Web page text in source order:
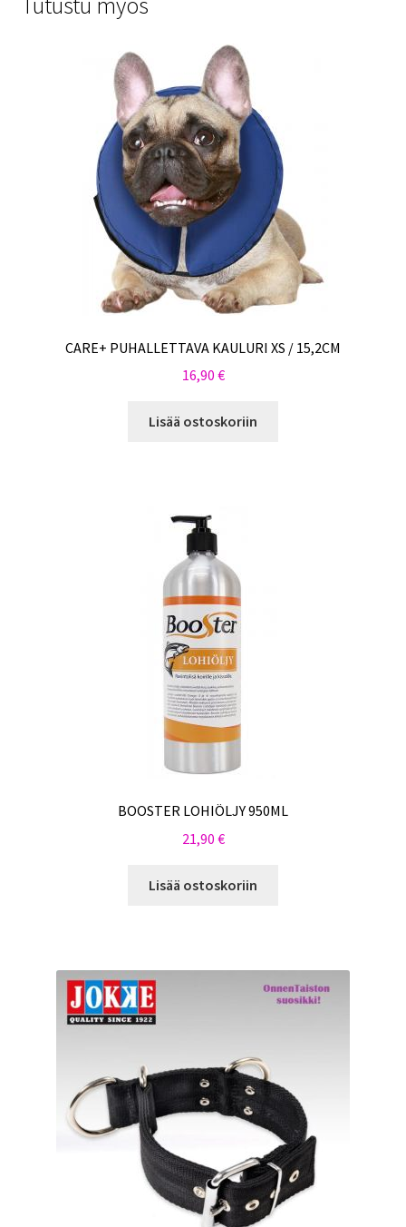
CARE+ PUHALLETTAVA KAULURI XS / 15,2CM
16,90 €
Lisää ostoskoriin
BOOSTER LOHIÖLJY 950ML
21,90 €
Lisää ostoskoriin